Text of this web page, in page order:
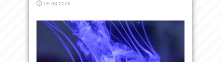
08.08.2026